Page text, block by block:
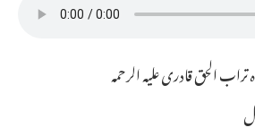
الحق قادری علیہ الرحمہ